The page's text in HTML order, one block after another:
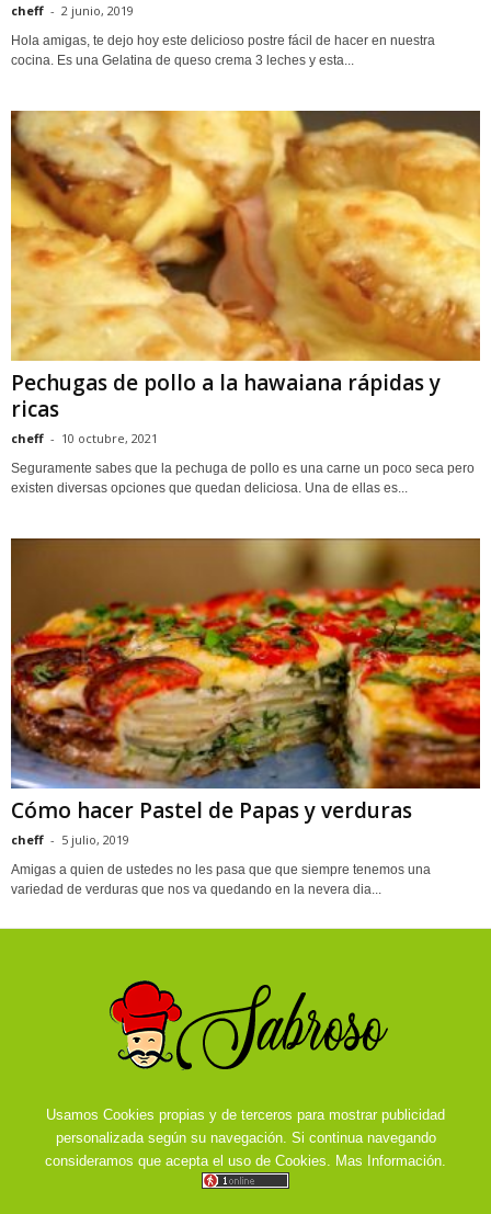
cheff - 2 junio, 2019
Hola amigas, te dejo hoy este delicioso postre fácil de hacer en nuestra
cocina. Es una Gelatina de queso crema 3 leches y esta...
Pechugas de pollo a la hawaiana rápidas y
ricas
cheff - 10 octubre, 2021
Seguramente sabes que la pechuga de pollo es una carne un poco seca pero
existen diversas opciones que quedan deliciosa. Una de ellas es...
Cómo hacer Pastel de Papas y verduras
cheff - 5 julio, 2019
Amigas a quien de ustedes no les pasa que que siempre tenemos una
variedad de verduras que nos va quedando en la nevera dia...
Usamos Cookies propias y de terceros para mostrar publicidad
personalizada según su navegación. Si continua navegando
consideramos que acepta el uso de Cookies. Mas Información.